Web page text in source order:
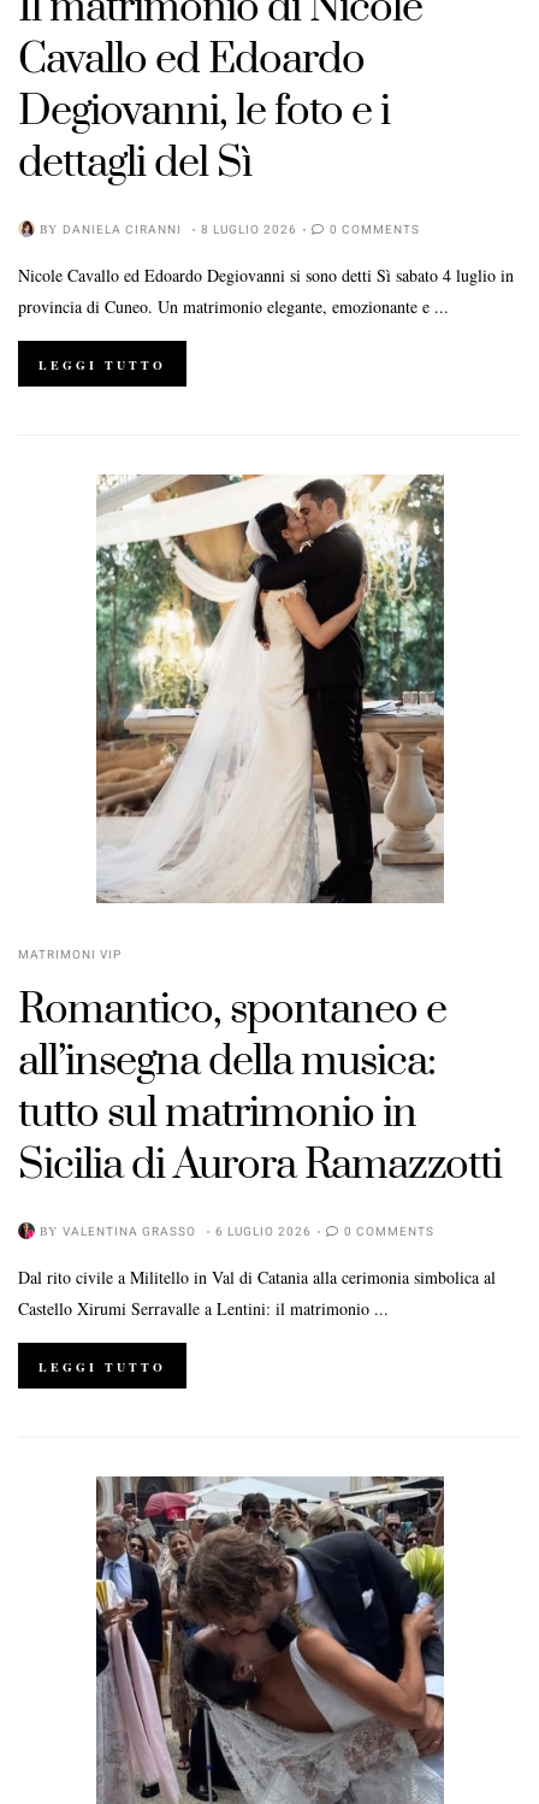
Cavallo ed Edoardo
Degiovanni, le foto e i
dettagli del Sì
BY DANIELA CIRANNI 8 LUGLIO 2026 0 COMMENTS
Nicole Cavallo ed Edoardo Degiovanni si sono detti Sì sabato 4 luglio in
provincia di Cuneo. Un matrimonio elegante, emozionante e ...
LEGGI TUTTO
MATRIMONI VIP
Romantico, spontaneo e
all’insegna della musica:
tutto sul matrimonio in
Sicilia di Aurora Ramazzotti
BY VALENTINA GRASSO 6 LUGLIO 2026 0 COMMENTS
Dal rito civile a Militello in Val di Catania alla cerimonia simbolica al
Castello Xirumi Serravalle a Lentini: il matrimonio ...
LEGGI TUTTO